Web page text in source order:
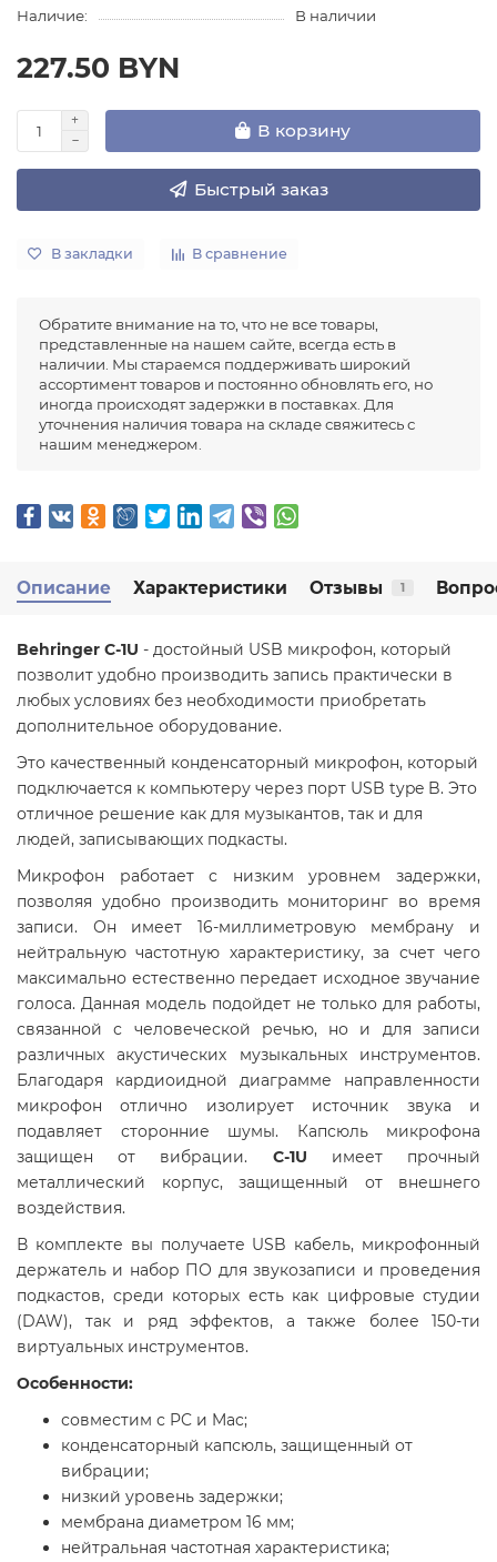
Наличие:
В наличии
227.50 BYN
В корзину
Быстрый заказ
В закладки В сравнение
Обратите внимание на то, что не все товары,
представленные на нашем сайте, всегда есть в
наличии. Мы стараемся поддерживать широкий
ассортимент товаров и постоянно обновлять его, но
иногда происходят задержки в поставках. Для
уточнения наличия товара на складе свяжитесь с
нашим менеджером.
Описание Характеристики Отзывы 1
Behringer C-1U - достойный USB микрофон, который
позволит удобно производить запись практически в
любых условиях без необходимости приобретать
дополнительное оборудование.
Это качественный конденсаторный микрофон, который
подключается к компьютеру через порт USB type B. Это
отличное решение как для музыкантов, так и для
людей, записывающих подкасты.
Микрофон работает с низким уровнем задержки,
позволяя удобно производить мониторинг во время
записи. Он имеет 16-миллиметровую мембрану и
нейтральную частотную характеристику, за счет чего
максимально естественно передает исходное звучание
голоса. Данная модель подойдет не только для работы,
связанной с человеческой речью, но и для записи
различных акустических музыкальных инструментов.
Благодаря кардиоидной диаграмме направленности
микрофон отлично изолирует источник звука и
подавляет сторонние шумы. Капсюль микрофона
защищен от вибрации. C-1U имеет прочный
металлический корпус, защищенный от внешнего
воздействия.
В комплекте вы получаете USB кабель, микрофонный
держатель и набор ПО для звукозаписи и проведения
подкастов, среди которых есть как цифровые студии
(DAW), так и ряд эффектов, а также более 150-ти
виртуальных инструментов.
Особенности:
совместим с PC и Mac;
конденсаторный капсюль, защищенный от
вибрации;
низкий уровень задержки;
мембрана диаметром 16 мм;
нейтральная частотная характеристика;